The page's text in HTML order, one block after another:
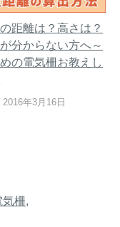
距離は？高さは？
分からない方へ～
の電気柵お教えし
年3月16日
気柵,